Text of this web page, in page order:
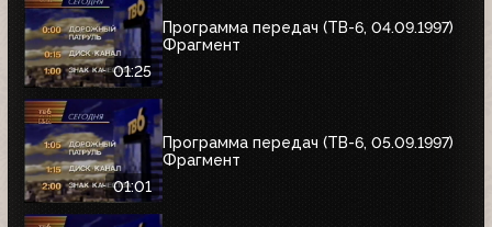
01:25
Программа передач (ТВ-6, 04.09.1997)
Фрагмент
01:01
Программа передач (ТВ-6, 05.09.1997)
Фрагмент